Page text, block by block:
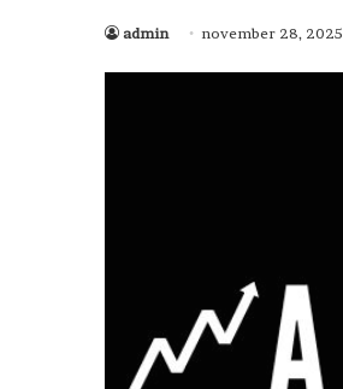
admin november 28, 2025